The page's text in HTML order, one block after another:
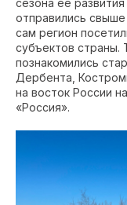
сезона её
отправились
сам регион
субъектов страны.
познакомились
Дербента,
на восток России
«Россия».